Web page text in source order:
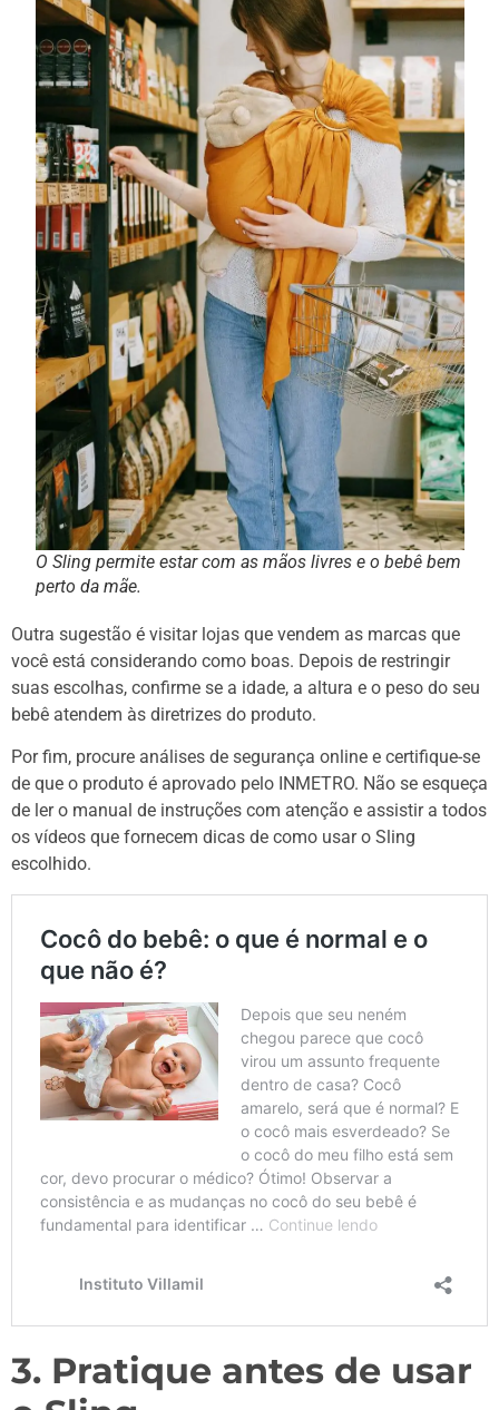
O Sling permite estar com as mãos livres e o bebê bem
perto da mãe.
Outra sugestão é visitar lojas que vendem as marcas que
você está considerando como boas. Depois de restringir
suas escolhas, confirme se a idade, a altura e o peso do seu
bebê atendem às diretrizes do produto.
Por fim, procure análises de segurança online e certifique-se
de que o produto é aprovado pelo INMETRO. Não se esqueça
de ler o manual de instruções com atenção e assistir a todos
os vídeos que fornecem dicas de como usar o Sling
escolhido.
3. Pratique antes de usar